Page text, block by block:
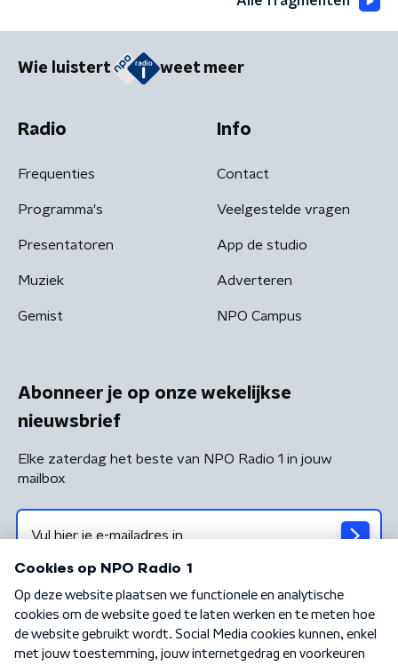
Wie luistert weet meer
Radio
Frequenties
Programma's
Presentatoren
Muziek
Gemist
Info
Contact
Veelgestelde vragen
App de studio
Adverteren
NPO Campus
Abonneer je op onze wekelijkse
nieuwsbrief
Elke zaterdag het beste van NPO Radio 1 in jouw
mailbox
Algemene voorwaarden Privacybeleid